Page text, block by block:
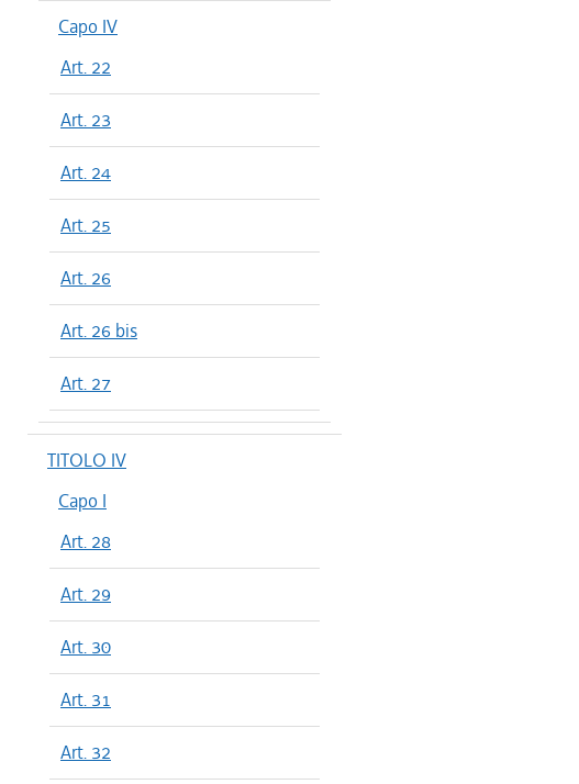
Capo IV
Art. 22
Art. 23
Art. 24
Art. 25
Art. 26
Art. 26 bis
Art. 27
TITOLO IV
Capo I
Art. 28
Art. 29
Art. 30
Art. 31
Art. 32